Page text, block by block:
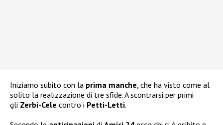
Iniziamo subito con la prima manche , che ha visto come al
solito la realizzazione di tre sfide. A scontrarsi per primi
gli Zerbi-Cele contro i Petti-Letti.